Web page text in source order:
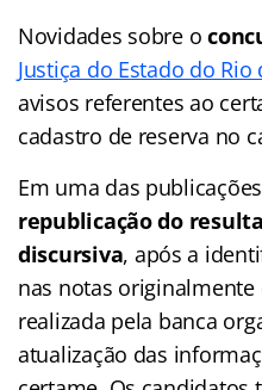
Novidades sobre o
Justiça do Estado do Rio
avisos referentes ao
cadastro de reserva no
Em uma das
republicação do
discursiva, após a
nas notas originalmente
realizada pela banca
atualização das